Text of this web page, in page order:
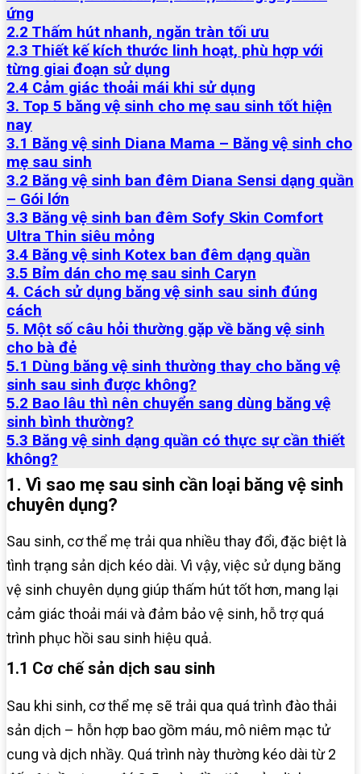
ứng
2.2 Thấm hút nhanh, ngăn tràn tối ưu
2.3 Thiết kế kích thước linh hoạt, phù hợp với
từng giai đoạn sử dụng
2.4 Cảm giác thoải mái khi sử dụng
3. Top 5 băng vệ sinh cho mẹ sau sinh tốt hiện
nay
3.1 Băng vệ sinh Diana Mama – Băng vệ sinh cho
mẹ sau sinh
3.2 Băng vệ sinh ban đêm Diana Sensi dạng quần
– Gói lớn
3.3 Băng vệ sinh ban đêm Sofy Skin Comfort
Ultra Thin siêu mỏng
3.4 Băng vệ sinh Kotex ban đêm dạng quần
3.5 Bỉm dán cho mẹ sau sinh Caryn
4. Cách sử dụng băng vệ sinh sau sinh đúng
cách
5. Một số câu hỏi thường gặp về băng vệ sinh
cho bà đẻ
5.1 Dùng băng vệ sinh thường thay cho băng vệ
sinh sau sinh được không?
5.2 Bao lâu thì nên chuyển sang dùng băng vệ
sinh bình thường?
5.3 Băng vệ sinh dạng quần có thực sự cần thiết
không?
1. Vì sao mẹ sau sinh cần loại băng vệ sinh
chuyên dụng?
Sau sinh, cơ thể mẹ trải qua nhiều thay đổi, đặc biệt là
tình trạng sản dịch kéo dài. Vì vậy, việc sử dụng băng
vệ sinh chuyên dụng giúp thấm hút tốt hơn, mang lại
cảm giác thoải mái và đảm bảo vệ sinh, hỗ trợ quá
trình phục hồi sau sinh hiệu quả.
1.1 Cơ chế sản dịch sau sinh
Sau khi sinh, cơ thể mẹ sẽ trải qua quá trình đào thải
sản dịch – hỗn hợp bao gồm máu, mô niêm mạc tử
cung và dịch nhầy. Quá trình này thường kéo dài từ 2